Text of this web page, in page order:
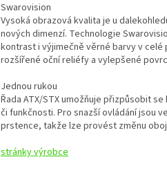
Swarovision
Vysoká obrazová kvalita je u
nových dimenzí. Technologie
kontrast i výjimečně věrné barvy v
rozšířené oční reliéfy a vylepšené
Jednou rukou
Řada ATX/STX umožňuje přizpůsobit
či funkčnosti. Pro snazší ovládání jsou
prstence, takže lze provést změnu
stránky výrobce